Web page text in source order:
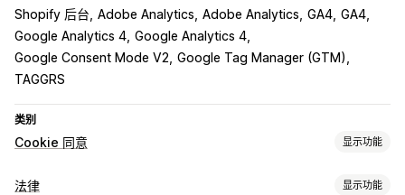
Shopify 后台 Adobe Analytics Adobe Analytics GA4 GA4
Google Analytics 4 Google Analytics 4
Google Consent Mode V2 Google Tag Manager (GTM)
TAGGRS
类别
Cookie 同意 显示功能
展示选项
法律 显示功能